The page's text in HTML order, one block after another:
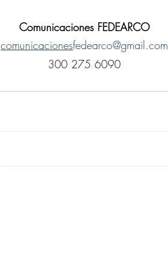
Comunicaciones FEDEARCO
comunicacionesfedearco@gmail.com
300 275 6090